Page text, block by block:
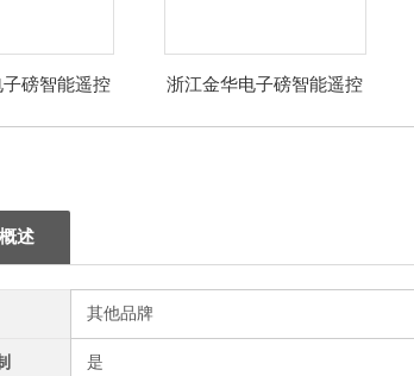
磅智能遥控
浙江金华电子磅智能遥控
述
其他品牌
是